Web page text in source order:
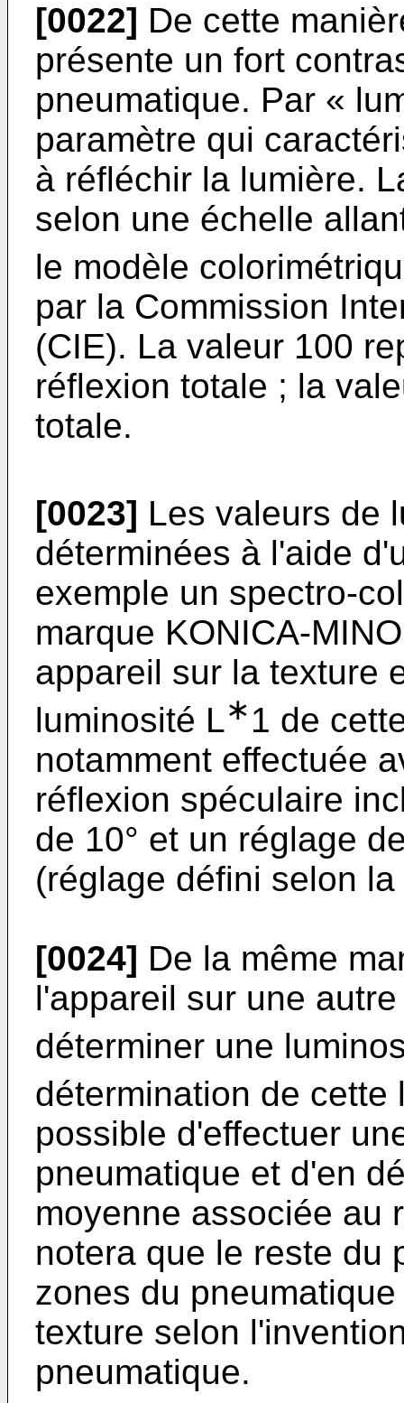
[0022] De cette
présente un fort
pneumatique. Par «
paramètre qui
à réfléchir la lumière.
selon une échelle
le modèle
par la Commission
(CIE). La valeur 100
réflexion totale ; la
totale.
[0023] Les valeurs de
déterminées à l'aide
exemple un spectro-
marque KONICA-
appareil sur la texture
luminosité L∗1 de
notamment effectuée
réflexion spéculaire
de 10° et un réglage
(réglage défini selon la
[0024] De la même
l'appareil sur une
déterminer une
détermination de cette
possible d'effectuer
pneumatique et d'en
moyenne associée au
notera que le reste du
zones du
texture selon
pneumatique.